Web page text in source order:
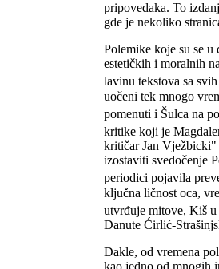
pripovedaka. To
gde je nekoliko
Polemike koje su se
estetičkih i moralnih
lavinu tekstova sa svih
uočeni tek mnogo
pomenuti i Šulca na
kritike koji je
kritičar Jan Vježbicki"
izostaviti svedočenje
periodici pojavila
ključna ličnost oca,
utvrđuje mitove, Kiš u
Danute Ćirlić-
Dakle, od vremena